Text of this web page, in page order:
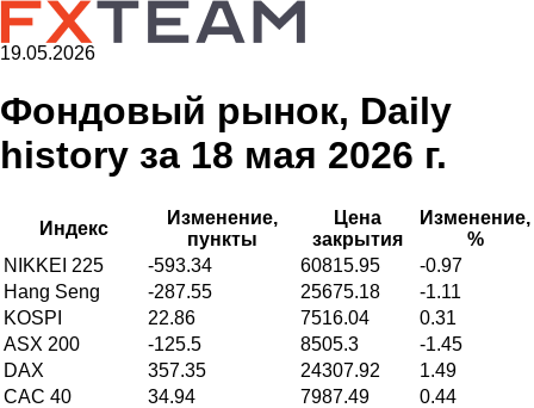
19.05.2026
Фондовый рынок, Daily
history за 18 мая 2026 г.
Индекс
Изменение,
пункты
Цена
закрытия
Изменение,
%
NIKKEI 225
-593.34 60815.95
-0.97
Hang Seng
-287.55 25675.18
-1.11
KOSPI
22.86 7516.04
0.31
ASX 200
-125.5 8505.3
-1.45
DAX
357.35 24307.92
1.49
CAC 40
34.94 7987.49
0.44